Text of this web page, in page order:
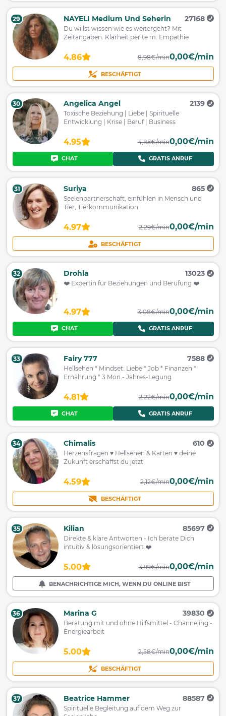
29 NAYELI Medium Und Seherin 27168
Du willst wissen wie es weitergeht? Mit
Zeitangaben. Klarheit per te m. Empathie
4.86 8,98€/min0,00€/min
BESCHÄFTIGT
30 Angelica Angel 2139
Toxische Beziehung | Liebe | Spirituelle
Entwicklung | Krise | Beruf | Business
4.95 4,85€/min0,00€/min
CHAT GRATIS ANRUF
31 Suriya 865
Seelenpartnerschaft, einfühlen in Mensch und
Tier, Tierkommunikation
4.97 2,29€/min0,00€/min
BESCHÄFTIGT
32 Drohla 13023
❤️ Expertin für Beziehungen und Berufung ❤️
4.97 3,08€/min0,00€/min
CHAT GRATIS ANRUF
33 Fairy 777 7588
Hellsehen * Mindset: Liebe * Job * Finanzen *
Ernährung * 3 Mon.- Jahres-Legung
4.81 2,22€/min0,00€/min
CHAT GRATIS ANRUF
34 Chimalis 610
Herzensfragen ♥ Hellsehen & Karten ♥ deine
Zukunft erschaffst du jetzt
4.59 2,12€/min0,00€/min
BESCHÄFTIGT
35 Kilian 85697
Direkte & klare Antworten - Ich berate Dich
intuitiv & lösungsorientiert.❤️
5.00 3,99€/min0,00€/min
BENACHRICHTIGE MICH, WENN DU ONLINE BIST
36 Marina G 39830
Beratung mit und ohne Hilfsmittel - Channeling -
Energiearbeit
5.00 2,58€/min0,00€/min
BESCHÄFTIGT
37 Beatrice Hammer 88587
Spirituelle Begleitung auf dem Weg zur